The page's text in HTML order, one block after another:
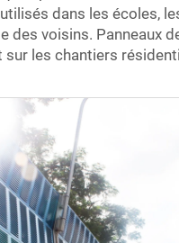
dans les écoles,
des voisins. Panneaux
sur les chantiers